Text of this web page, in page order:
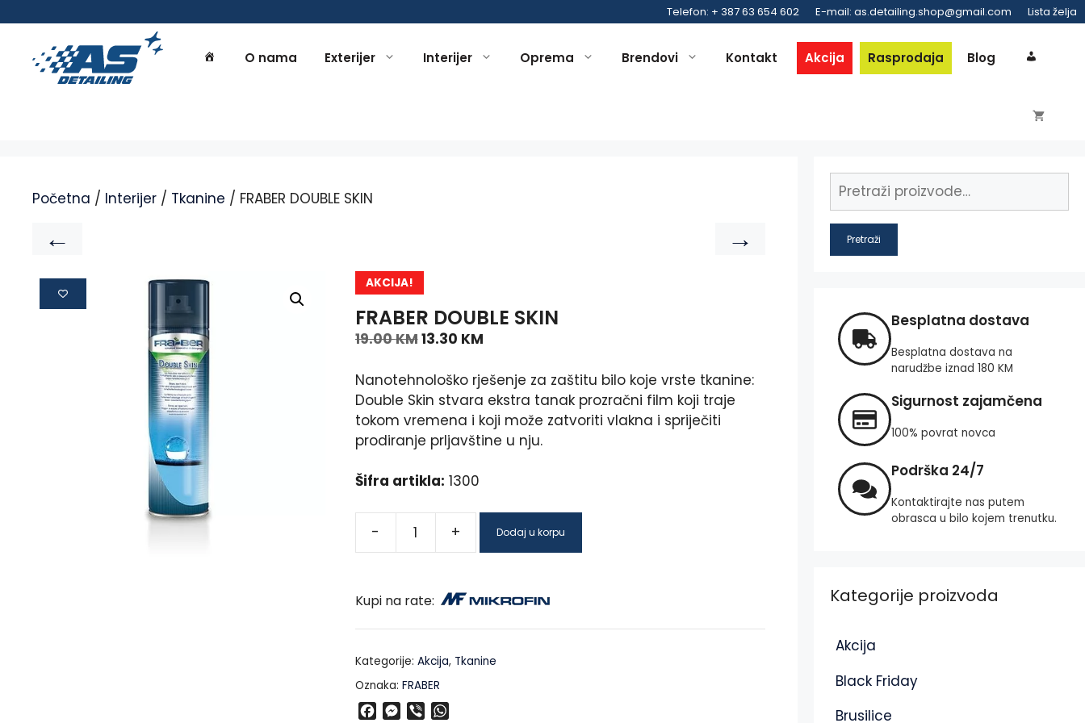
Telefon: + 387 63 654 602 E-mail: as.detailing.shop@gmail.com Lista želja
O nama Exterijer Interijer Oprema Brendovi Kontakt Akcija Rasprodaja Blog
Početna / Interijer / Tkanine / FRABER DOUBLE SKIN
← →
AKCIJA!
FRABER DOUBLE SKIN
19.00KM13.30 KM
Nanotehnološko rješenje za zaštitu bilo koje vrste tkanine:
Double Skin stvara ekstra tanak prozračni film koji traje
tokom vremena i koji može zatvoriti vlakna i spriječiti
prodiranje prljavštine u nju.
Šifra artikla: 1300
- + Dodaj u korpu
Kupi na rate:
Kategorije: Akcija, Tkanine
Oznaka: FRABER
M
Pretraži
Besplatna dostava
Besplatna dostava na
narudžbe iznad 180 KM
Sigurnost zajamčena
100% povrat novca
Podrška 24/7
Kontaktirajte nas putem
obrasca u bilo kojem trenutku.
Kategorije proizvoda
Akcija
Black Friday
Brusilice